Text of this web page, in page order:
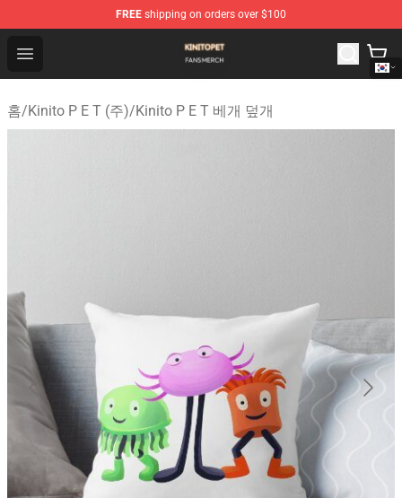
FREE shipping on orders over $100
Open menu
Kinito P E T Shop - Official Kinito P E T Merchandise
홈/Kinito P E T (주)/Kinito P E T 베개 덮개